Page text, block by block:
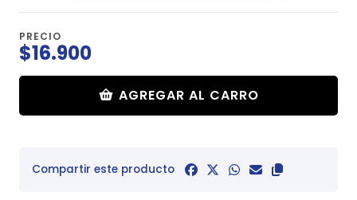
PRECIO
$16.900
AGREGAR AL CARRO
Compartir este producto